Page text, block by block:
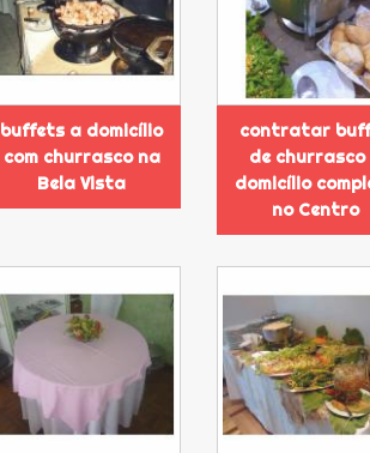
buffets a domicílio
com churrasco na
Bela Vista
contratar
de churrasco
domicílio
no Centro